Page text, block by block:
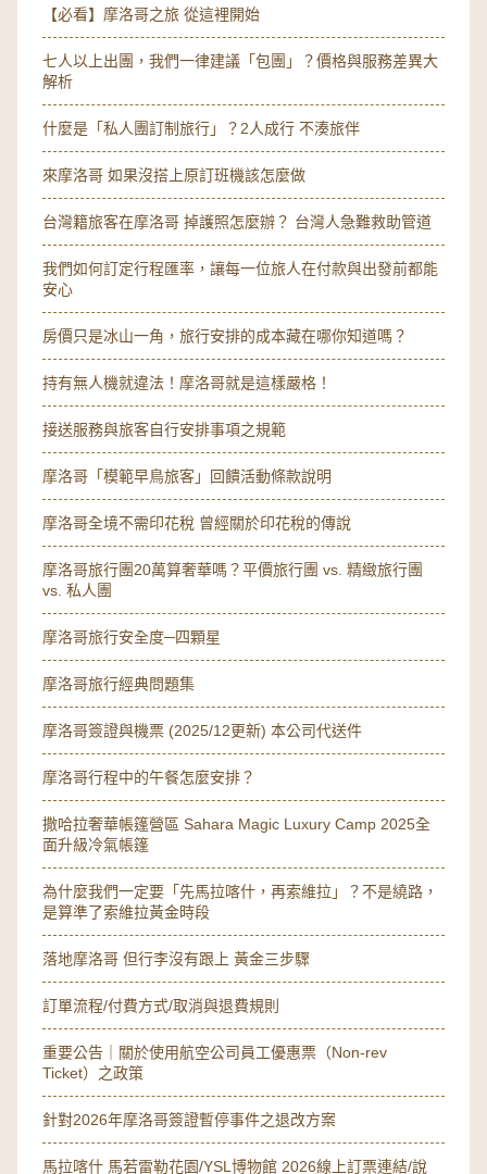
【必看】摩洛哥之旅 從這裡開始
七人以上出團，我們一律建議「包團」？價格與服務差異大
解析
什麼是「私人團訂制旅行」？2人成行 不湊旅伴
來摩洛哥 如果沒搭上原訂班機該怎麼做
台灣籍旅客在摩洛哥 掉護照怎麼辦？ 台灣人急難救助管道
我們如何訂定行程匯率，讓每一位旅人在付款與出發前都能
安心
房價只是冰山一角，旅行安排的成本藏在哪你知道嗎？
持有無人機就違法！摩洛哥就是這樣嚴格！
接送服務與旅客自行安排事項之規範
摩洛哥「模範早鳥旅客」回饋活動條款說明
摩洛哥全境不需印花稅 曾經關於印花稅的傳說
摩洛哥旅行團20萬算奢華嗎？平價旅行團 vs. 精緻旅行團
vs. 私人團
摩洛哥旅行安全度─四顆星
摩洛哥旅行經典問題集
摩洛哥簽證與機票 (2025/12更新) 本公司代送件
摩洛哥行程中的午餐怎麼安排？
撒哈拉奢華帳篷營區 Sahara Magic Luxury Camp 2025全
面升級冷氣帳篷
為什麼我們一定要「先馬拉喀什，再索維拉」？不是繞路，
是算準了索維拉黃金時段
落地摩洛哥 但行李沒有跟上 黃金三步驟
訂單流程/付費方式/取消與退費規則
重要公告｜關於使用航空公司員工優惠票（Non-rev
Ticket）之政策
針對2026年摩洛哥簽證暫停事件之退改方案
馬拉喀什 馬若雷勒花園/YSL博物館 2026線上訂票連結/說